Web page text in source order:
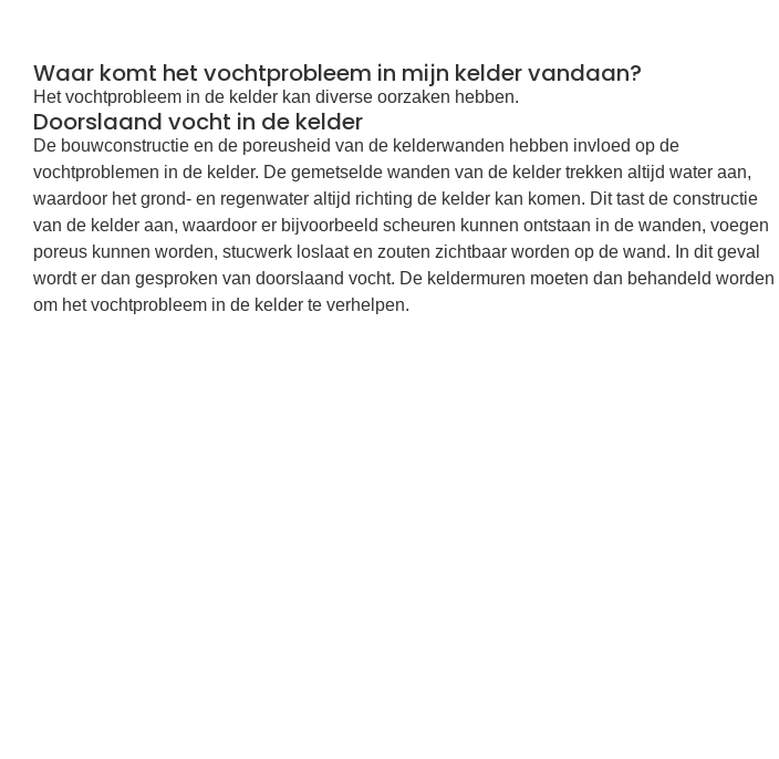
Waar komt het vochtprobleem in mijn kelder vandaan?
Het vochtprobleem in de kelder kan diverse oorzaken hebben.
Doorslaand vocht in de kelder
De bouwconstructie en de poreusheid van de kelderwanden hebben invloed op de
vochtproblemen in de kelder. De gemetselde wanden van de kelder trekken altijd water aan,
waardoor het grond- en regenwater altijd richting de kelder kan komen. Dit tast de constructie
van de kelder aan, waardoor er bijvoorbeeld scheuren kunnen ontstaan in de wanden, voegen
poreus kunnen worden, stucwerk loslaat en zouten zichtbaar worden op de wand. In dit geval
wordt er dan gesproken van doorslaand vocht. De keldermuren moeten dan behandeld worden
om het vochtprobleem in de kelder te verhelpen.